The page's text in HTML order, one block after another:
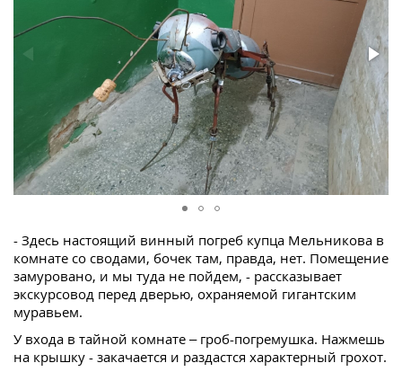
- Здесь настоящий винный погреб купца Мельникова в
комнате со сводами, бочек там, правда, нет. Помещение
замуровано, и мы туда не пойдем, - рассказывает
экскурсовод перед дверью, охраняемой гигантским
муравьем.
У входа в тайной комнате – гроб-погремушка. Нажмешь
на крышку - закачается и раздастся характерный грохот.